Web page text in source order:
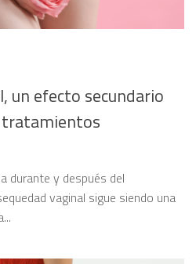
un efecto secundario
tratamientos
durante y después del
vaginal sigue siendo una